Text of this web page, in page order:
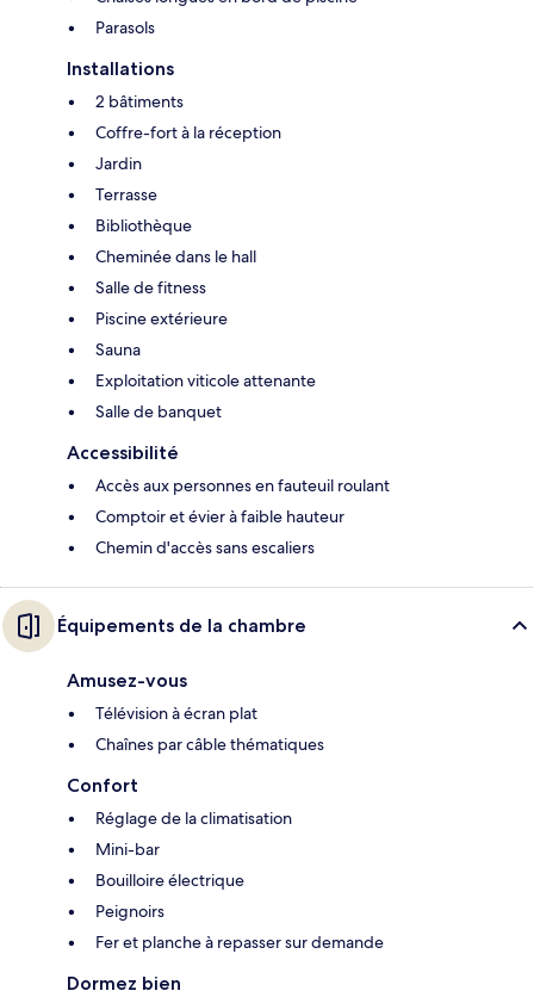
Parasols
Installations
2 bâtiments
Coffre-fort à la réception
Jardin
Terrasse
Bibliothèque
Cheminée dans le hall
Salle de fitness
Piscine extérieure
Sauna
Exploitation viticole attenante
Salle de banquet
Accessibilité
Accès aux personnes en fauteuil roulant
Comptoir et évier à faible hauteur
Chemin d'accès sans escaliers
Équipements de la chambre
Amusez-vous
Télévision à écran plat
Chaînes par câble thématiques
Confort
Réglage de la climatisation
Mini-bar
Bouilloire électrique
Peignoirs
Fer et planche à repasser sur demande
Dormez bien